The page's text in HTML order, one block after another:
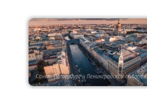
Санкт-Петербург и Ленинградская область